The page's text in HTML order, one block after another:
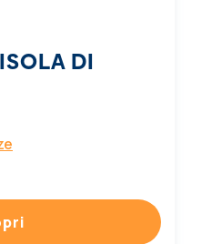
DI